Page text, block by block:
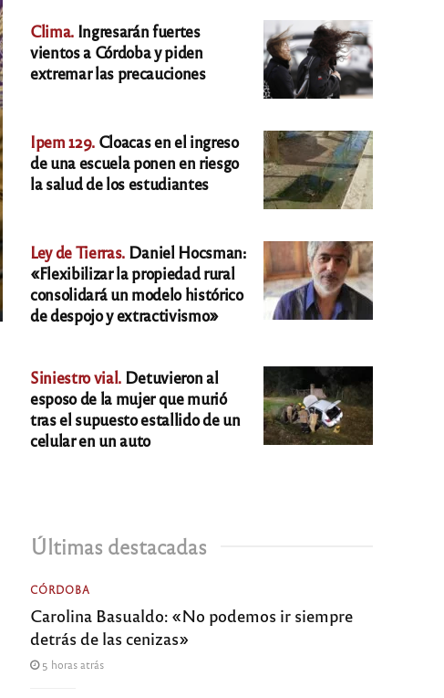
Clima. Ingresarán fuertes
vientos a Córdoba y piden
extremar las precauciones
Ipem 129. Cloacas en el ingreso
de una escuela ponen en riesgo
la salud de los estudiantes
Ley de Tierras. Daniel Hocsman:
«Flexibilizar la propiedad rural
consolidará un modelo histórico
de despojo y extractivismo»
Siniestro vial. Detuvieron al
esposo de la mujer que murió
tras el supuesto estallido de un
celular en un auto
Últimas destacadas
CÓRDOBA
Carolina Basualdo: «No podemos ir siempre
detrás de las cenizas»
5 horas atrás